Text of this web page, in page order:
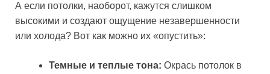
А если потолки, наоборот, кажутся слишком
высокими и создают ощущение незавершенности
или холода? Вот как можно их «опустить»:
Темные и теплые тона: Окрась потолок в